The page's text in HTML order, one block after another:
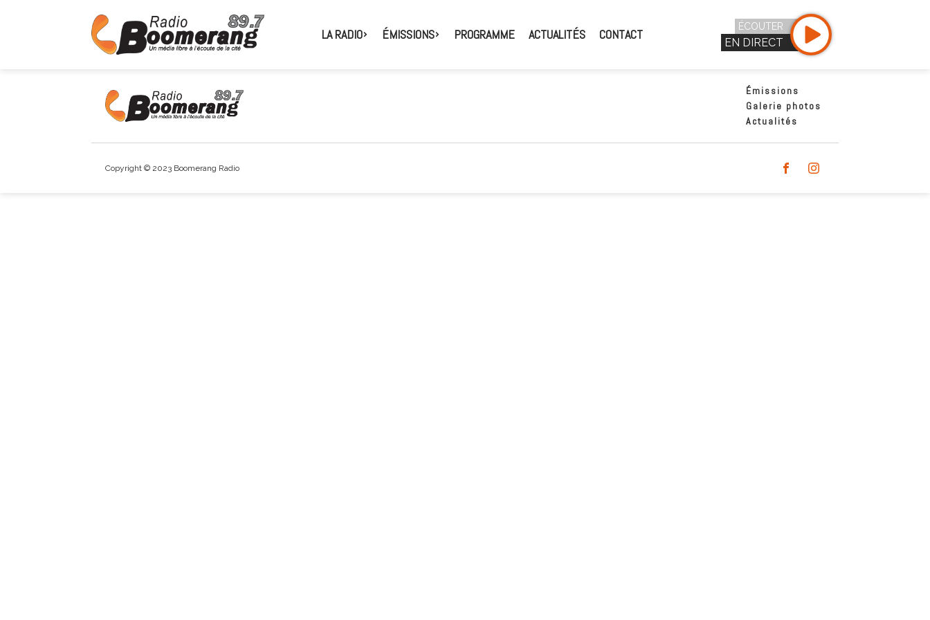
LA RADIO ÉMISSIONS PROGRAMME ACTUALITÉS CONTACT
ÉCOUTER
EN DIRECT
Émissions
Galerie photos
Actualités
Copyright © 2023 Boomerang Radio